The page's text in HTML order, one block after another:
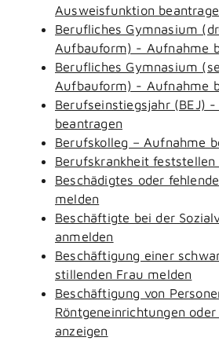
Ausweisfunktion
Berufliches Gymnasium
Aufbauform) - Aufnahme
Berufliches Gymnasium
Aufbauform) - Aufnahme
Berufseinstiegsjahr (BEJ)
beantragen
Berufskolleg – Aufnahme
Berufskrankheit feststellen
Beschädigtes oder
melden
Beschäftigte bei der
anmelden
Beschäftigung einer
stillenden Frau melden
Beschäftigung von
Röntgeneinrichtungen
anzeigen